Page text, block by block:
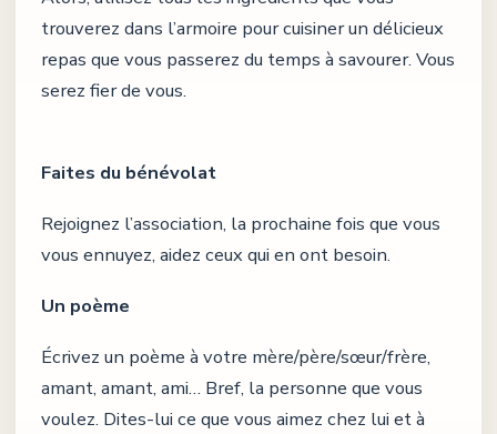
trouverez dans l’armoire pour cuisiner un délicieux
repas que vous passerez du temps à savourer. Vous
serez fier de vous.
Faites du bénévolat
Rejoignez l’association, la prochaine fois que vous
vous ennuyez, aidez ceux qui en ont besoin.
Un poème
Écrivez un poème à votre mère/père/sœur/frère,
amant, amant, ami… Bref, la personne que vous
voulez. Dites-lui ce que vous aimez chez lui et à